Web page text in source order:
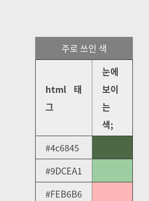
html 태
그
눈에
보이
는
색;
주로 쓰인 색
#4c6845
#9DCEA1
#FEB6B6